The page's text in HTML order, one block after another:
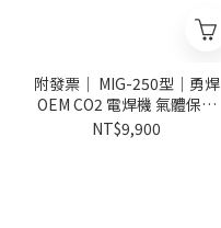
附發票｜ MIG-250型｜勇焊
OEM CO2 電焊機 氣體保護
無焊渣
NT$9,900